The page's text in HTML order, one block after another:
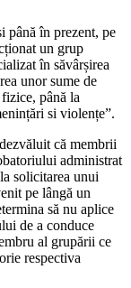
până în prezent, pe
un grup
în săvârșirea
unor sume de
până la
si violențe”.
că membrii
administrat
solicitarea unui
pe lângă un
să nu aplice
de a conduce
al grupării ce
respectiva